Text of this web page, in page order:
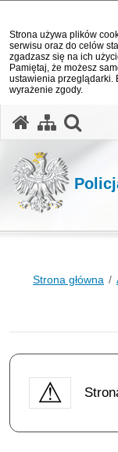
Strona używa plików
serwisu oraz do celów
zgadzasz się na ich
Pamiętaj, że możesz
ustawienia przeglądarki.
wyrażenie zgody.
Strona główna